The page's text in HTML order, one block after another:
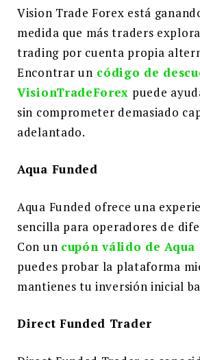
Vision Trade Forex está
medida que más traders
trading por cuenta propia
Encontrar un código de
VisionTradeForex puede
sin comprometer demasiado
adelantado.
Aqua Funded
Aqua Funded ofrece una
sencilla para operadores de
Con un cupón válido de Aqua
puedes probar la plataforma
mantienes tu inversión inicial
Direct Funded Trader